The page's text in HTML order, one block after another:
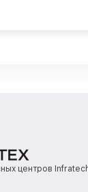
центров